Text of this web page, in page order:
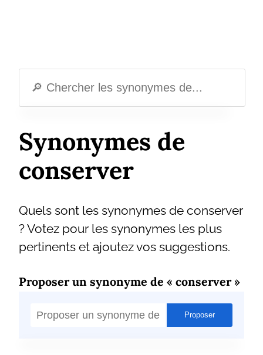
Synonymes de
conserver
Quels sont les synonymes de conserver
? Votez pour les synonymes les plus
pertinents et ajoutez vos suggestions.
Proposer un synonyme de « conserver »